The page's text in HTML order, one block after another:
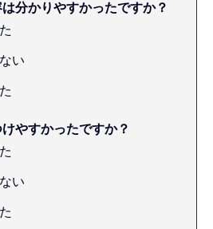
分かりやすかったですか？
い
やすかったですか？
い